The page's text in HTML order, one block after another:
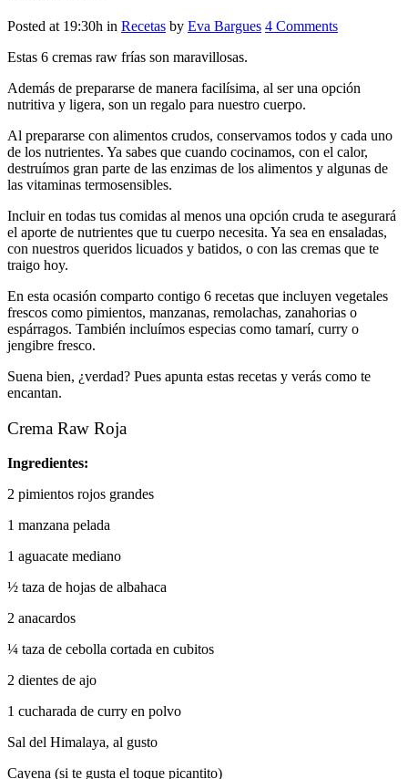
Posted at 19:30h in Recetas by Eva Bargues 4 Comments
Estas 6 cremas raw frías son maravillosas.
Además de prepararse de manera facilísima, al ser una opción
nutritiva y ligera, son un regalo para nuestro cuerpo.
Al prepararse con alimentos crudos, conservamos todos y cada uno
de los nutrientes. Ya sabes que cuando cocinamos, con el calor,
destruímos gran parte de las enzimas de los alimentos y algunas de
las vitaminas termosensibles.
Incluir en todas tus comidas al menos una opción cruda te asegurará
el aporte de nutrientes que tu cuerpo necesita. Ya sea en ensaladas,
con nuestros queridos licuados y batidos, o con las cremas que te
traigo hoy.
En esta ocasión comparto contigo 6 recetas que incluyen vegetales
frescos como pimientos, manzanas, remolachas, zanahorias o
espárragos. También incluímos especias como tamarí, curry o
jengibre fresco.
Suena bien, ¿verdad? Pues apunta estas recetas y verás como te
encantan.
Crema Raw Roja
Ingredientes:
2 pimientos rojos grandes
1 manzana pelada
1 aguacate mediano
½ taza de hojas de albahaca
2 anacardos
¼ taza de cebolla cortada en cubitos
2 dientes de ajo
1 cucharada de curry en polvo
Sal del Himalaya, al gusto
Cayena (si te gusta el toque picantito)